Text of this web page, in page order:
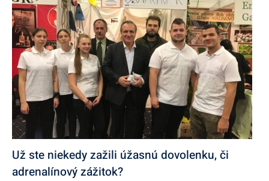
Už ste niekedy zažili úžasnú dovolenku, či
adrenalínový zážitok?